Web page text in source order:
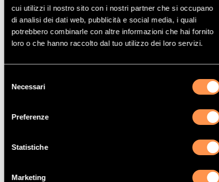
cui utilizzi il nostro sito con i nostri partner che si occupano
di analisi dei dati web, pubblicità e social media, i quali
potrebbero combinarle con altre informazioni che hai fornito
loro o che hanno raccolto dal tuo utilizzo dei loro servizi.
delNecessari
Preferenze
Statistiche
Marketing
Catalizzatore Bmw 525Xi